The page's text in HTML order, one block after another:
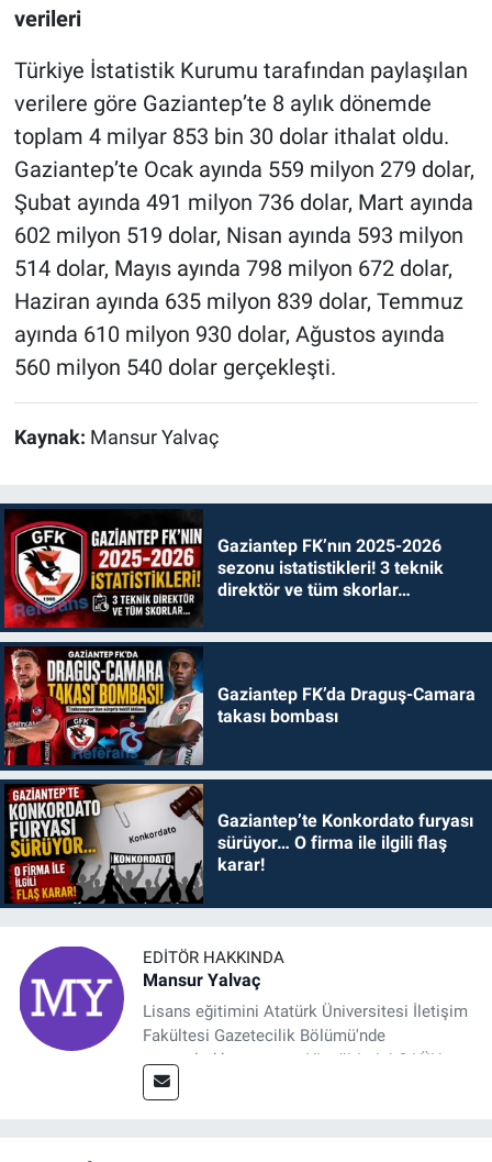
verileri
Türkiye İstatistik Kurumu tarafından paylaşılan
verilere göre Gaziantep’te 8 aylık dönemde
toplam 4 milyar 853 bin 30 dolar ithalat oldu.
Gaziantep’te Ocak ayında 559 milyon 279 dolar,
Şubat ayında 491 milyon 736 dolar, Mart ayında
602 milyon 519 dolar, Nisan ayında 593 milyon
514 dolar, Mayıs ayında 798 milyon 672 dolar,
Haziran ayında 635 milyon 839 dolar, Temmuz
ayında 610 milyon 930 dolar, Ağustos ayında
560 milyon 540 dolar gerçekleşti.
Kaynak: Mansur Yalvaç
Gaziantep FK’nın 2025-2026
sezonu istatistikleri! 3 teknik
direktör ve tüm skorlar…
Gaziantep FK’da Draguş-Camara
takası bombası
Gaziantep’te Konkordato furyası
sürüyor… O firma ile ilgili flaş
karar!
EDITÖR HAKKINDA
Mansur Yalvaç
Lisans eğitimini Atatürk Üniversitesi İletişim
Fakültesi Gazetecilik Bölümü'nde
tamamladıktan sonra, YL eğitimini GAÜN
Sosyal Bilimler Enstitüsü'nde İletişim ve T. D.